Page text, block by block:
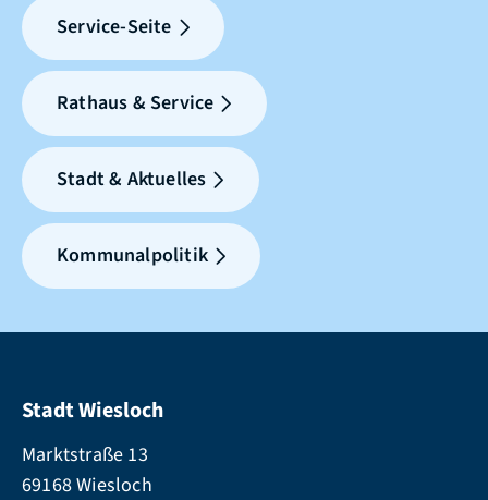
Service-Seite
Rathaus & Service
Stadt & Aktuelles
Kommunalpolitik
Stadt Wiesloch
Marktstraße 13
69168 Wiesloch